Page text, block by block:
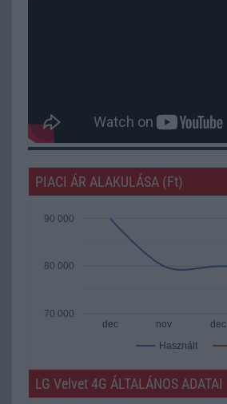
PIACI ÁR ALAKULÁSA (Ft)
Használt
dec nov dec
70 000
80 000
90 000
LG Velvet 4G ÁLTALÁNOS ADATAI